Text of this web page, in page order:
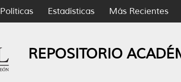
Políticas Estadísticas Más Recientes
REPOSITORIO